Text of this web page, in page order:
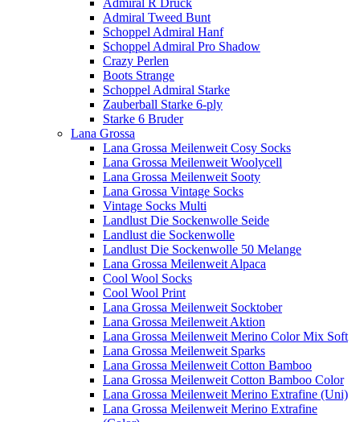
Admiral Tweed Bunt
Schoppel Admiral Hanf
Schoppel Admiral Pro Shadow
Crazy Perlen
Boots Strange
Schoppel Admiral Starke
Zauberball Starke 6-ply
Starke 6 Bruder
Lana Grossa
Lana Grossa Meilenweit Cosy Socks
Lana Grossa Meilenweit Woolycell
Lana Grossa Meilenweit Sooty
Lana Grossa Vintage Socks
Vintage Socks Multi
Landlust Die Sockenwolle Seide
Landlust die Sockenwolle
Landlust Die Sockenwolle 50 Melange
Lana Grossa Meilenweit Alpaca
Cool Wool Socks
Cool Wool Print
Lana Grossa Meilenweit Socktober
Lana Grossa Meilenweit Aktion
Lana Grossa Meilenweit Merino Color Mix Soft
Lana Grossa Meilenweit Sparks
Lana Grossa Meilenweit Cotton Bamboo
Lana Grossa Meilenweit Cotton Bamboo Color
Lana Grossa Meilenweit Merino Extrafine (Uni)
Lana Grossa Meilenweit Merino Extrafine